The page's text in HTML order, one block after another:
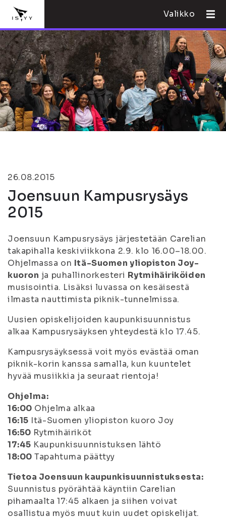
Valikko
26.08.2015
Joensuun Kampusrysäys
2015
Joensuun Kampusrysäys järjestetään Carelian
takapihalla keskiviikkona 2.9. klo 16.00–18.00.
Ohjelmassa on Itä-Suomen yliopiston Joy-
kuoron ja puhallinorkesteri Rytmihäiriköiden
musisointia. Lisäksi luvassa on kesäisestä
ilmasta nauttimista piknik-tunnelmissa.
Uusien opiskelijoiden kaupunkisuunnistus
alkaa Kampusrysäyksen yhteydestä klo 17.45.
Kampusrysäyksessä voit myös evästää oman
piknik-korin kanssa samalla, kun kuuntelet
hyvää musiikkia ja seuraat rientoja!
Ohjelma:
16:00 Ohjelma alkaa
16:15 Itä-Suomen yliopiston kuoro Joy
16:50 Rytmihäiriköt
17:45 Kaupunkisuunnistuksen lähtö
18:00 Tapahtuma päättyy
Tietoa Joensuun kaupunkisuunnistuksesta:
Suunnistus pyörähtää käyntiin Carelian
pihamaalta 17:45 alkaen ja siihen voivat
osallistua myös muut kuin uudet opiskelijat.